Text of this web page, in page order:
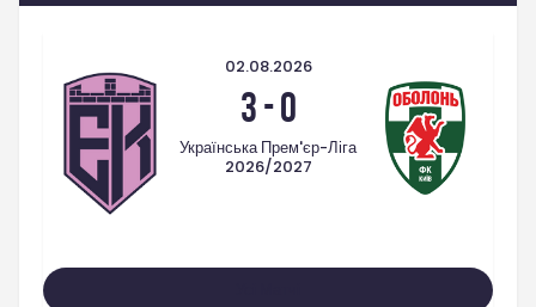
02.08.2026
3-0
Українська Прем'єр-Ліга
2026/2027